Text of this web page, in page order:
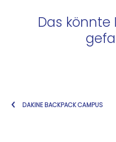
Das
DAKINE BACKPACK CAMPUS